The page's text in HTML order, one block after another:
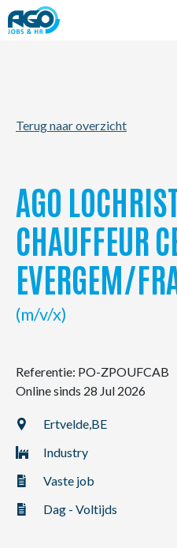
Kantoren
My AGO
Contact
Terug naar overzicht
AGO
CHAUFFEUR
EVERGEM/
(m/v/x)
Referentie: PO-ZPOUFCAB
Online sinds 28 Jul 2026
Ertvelde,BE
Industry
Vaste job
Dag - Voltijds